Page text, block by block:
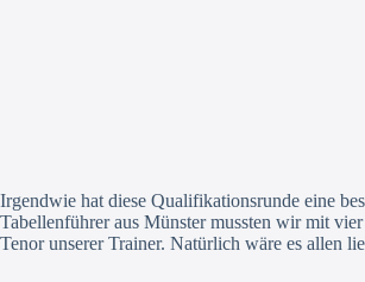
Irgendwie hat diese Qualifikationsrunde eine
Tabellenführer aus Münster mussten wir mit
Tenor unserer Trainer. Natürlich wäre es allen